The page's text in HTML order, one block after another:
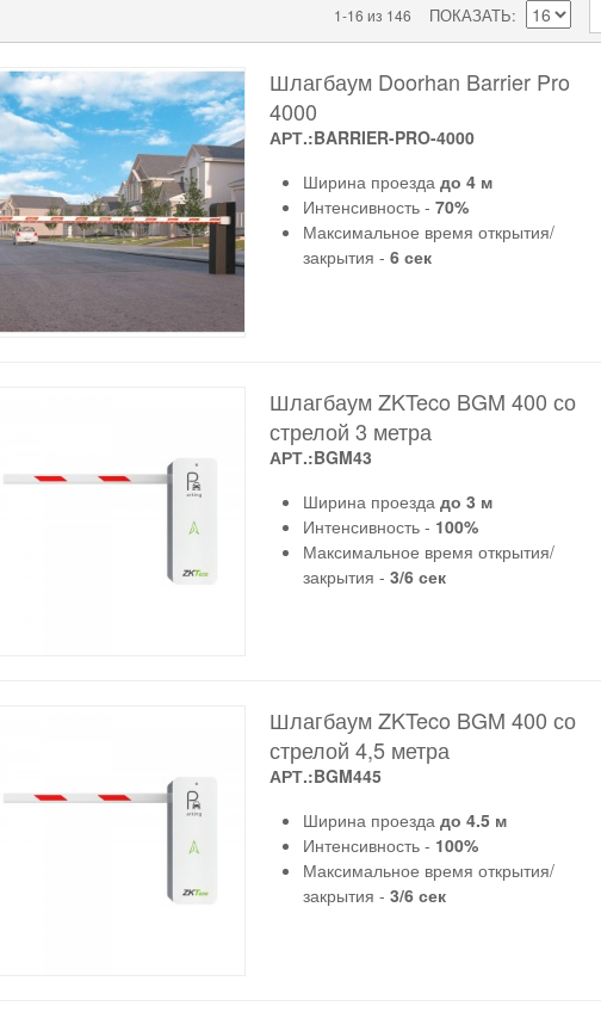
1-16 из 146 ПОКАЗАТЬ
Шлагбаум Doorhan Barrier Pro
4000
АРТ.:BARRIER-PRO-4000
Ширина проезда до 4 м
Интенсивность - 70%
Максимальное время открытия/
закрытия - 6 сек
Шлагбаум ZKTeco BGM 400 со
стрелой 3 метра
АРТ.:BGM43
Ширина проезда до 3 м
Интенсивность - 100%
Максимальное время открытия/
закрытия - 3/6 сек
Шлагбаум ZKTeco BGM 400 со
стрелой 4,5 метра
АРТ.:BGM445
Ширина проезда до 4.5 м
Интенсивность - 100%
Максимальное время открытия/
закрытия - 3/6 сек